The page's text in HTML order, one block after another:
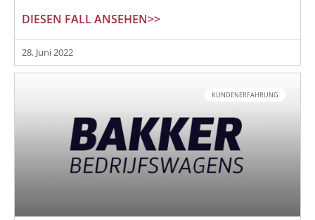
DIESEN FALL ANSEHEN>>
28. Juni 2022
KUNDENERFAHRUNG